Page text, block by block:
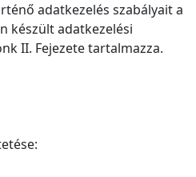
adatkezelés szabályait a
készült adatkezelési
II. Fejezete tartalmazza.